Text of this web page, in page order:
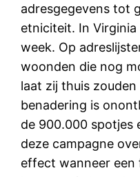
adresgegevens tot
etniciteit. In
week. Op
woonden die nog
laat zij thuis zouden
benadering is
de 900.000 spotjes
deze campagne
effect wanneer een